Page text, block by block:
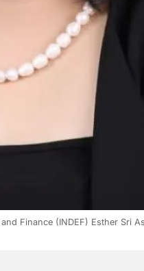
Finance (INDEF) Esther Sri